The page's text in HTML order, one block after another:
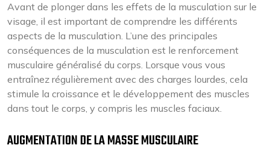
Avant de plonger dans les effets de la musculation sur le
visage, il est important de comprendre les différents
aspects de la musculation. L’une des principales
conséquences de la musculation est le renforcement
musculaire généralisé du corps. Lorsque vous vous
entraînez régulièrement avec des charges lourdes, cela
stimule la croissance et le développement des muscles
dans tout le corps, y compris les muscles faciaux.
AUGMENTATION DE LA MASSE MUSCULAIRE